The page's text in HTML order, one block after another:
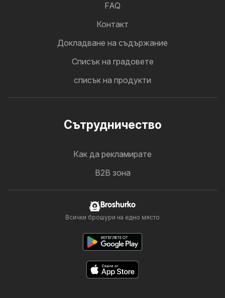
FAQ
Контакт
Докладване на съдържание
Cписък на градовете
списък на продукти
Cътрудничество
Как да рекламирате
B2B зона
Broshurko
Всички брошури на едно място